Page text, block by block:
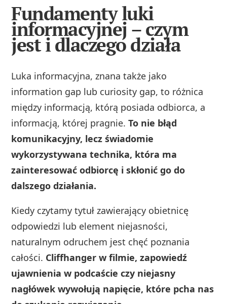
Fundamenty luki
informacyjnej – czym
jest i dlaczego działa
Luka informacyjna, znana także jako
information gap lub curiosity gap, to różnica
między informacją, którą posiada odbiorca, a
informacją, której pragnie.To nie błąd
komunikacyjny, lecz świadomie
wykorzystywana technika, która ma
zainteresować odbiorcę i skłonić go do
dalszego działania.
Kiedy czytamy tytuł zawierający obietnicę
odpowiedzi lub element niejasności,
naturalnym odruchem jest chęć poznania
całości. Cliffhanger w filmie, zapowiedź
ujawnienia w podcaście czy niejasny
nagłówek wywołują napięcie, które pcha nas